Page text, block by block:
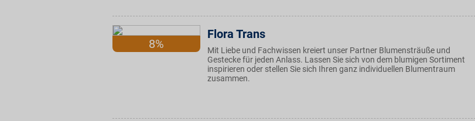
8%
Flora Trans
Mit Liebe und Fachwissen kreiert unser Partner Blumensträuße und
Gestecke für jeden Anlass. Lassen Sie sich von dem blumigen Sortiment
inspirieren oder stellen Sie sich Ihren ganz individuellen Blumentraum
zusammen.